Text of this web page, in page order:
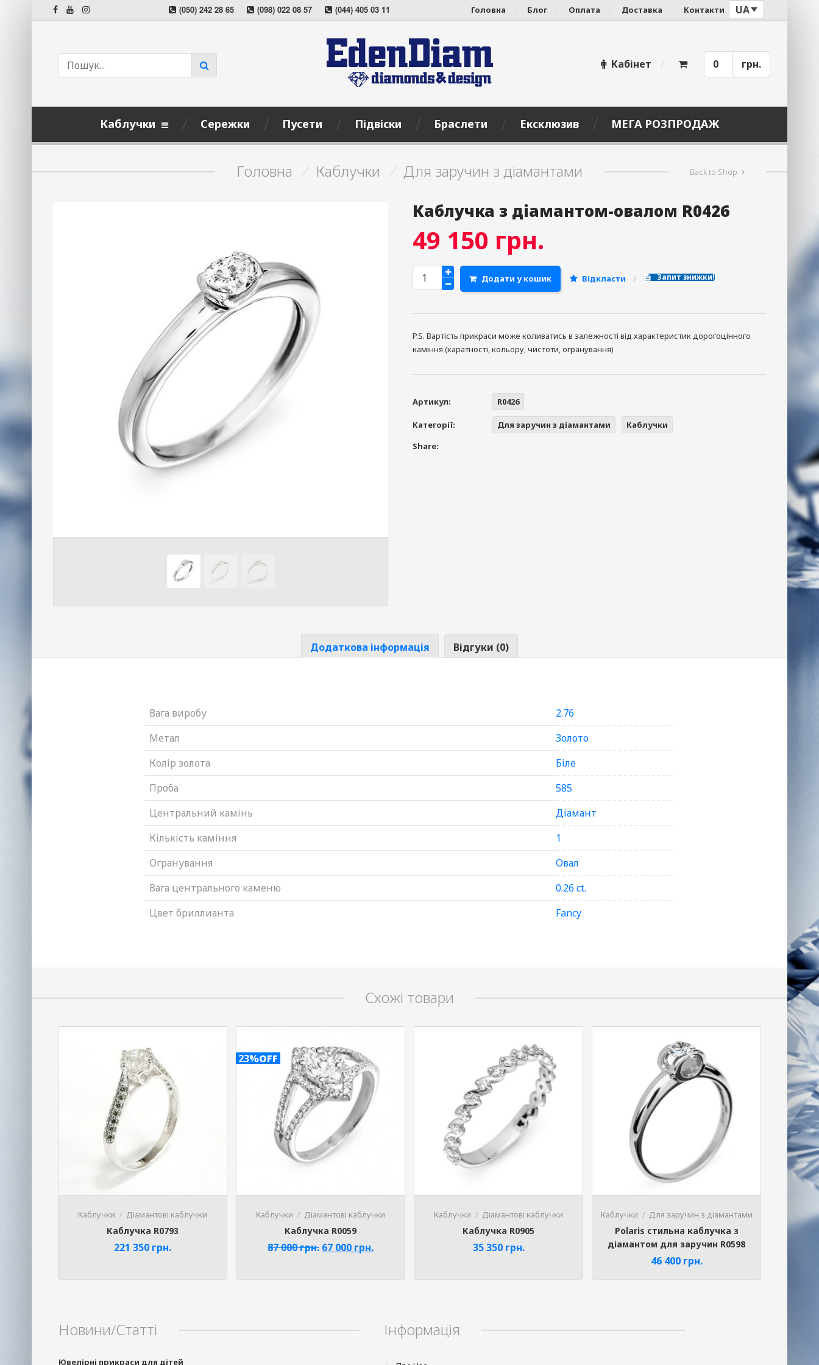
(050) 242 28 65 (098) 022 08 57 (044) 405 03 11 Головна Блог Оплата Доставка Контакти UA
Кабінет 0 грн.
Каблучки Сережки Пусети Підвіски Браслети Ексклюзив МЕГА РОЗПРОДАЖ
Головна / Каблучки / Для заручин з діамантами Back to Shop
Каблучка з діамантом-овалом R0426
49 150 грн.
Додати у кошик Відкласти Запит знижки!
P.S. Вартість прикраси може коливатись в залежності від характеристик дорогоцінного
каміння (каратності, кольору, чистоти, огранування)
Артикул: R0426
Категорії: Для заручин з діамантами
Каблучки
Share:
Додаткова інформація Відгуки (0)
Вага виробу
2.76
Метал
Золото
Колір золота
Біле
Проба
585
Центральний камінь
Діамант
Кількість каміння
1
Огранування
Овал
Вага центрального каменю
0.26 ct.
Цвет бриллианта
Fancy
Схожі товари
Каблучки Діамантові каблучки
Каблучка R0793
221 350 грн.
23%OFF
Каблучки Діамантові каблучки
Каблучка R0059
87 000грн. 67 000 грн.
Каблучки Діамантові каблучки
Каблучка R0905
35 350 грн.
Каблучки Для заручин з діамантами
Polaris стильна каблучка з
діамантом для заручин R0598
46 400 грн.
Новини/Статті
Ювелірні прикраси для дітей
Інформація